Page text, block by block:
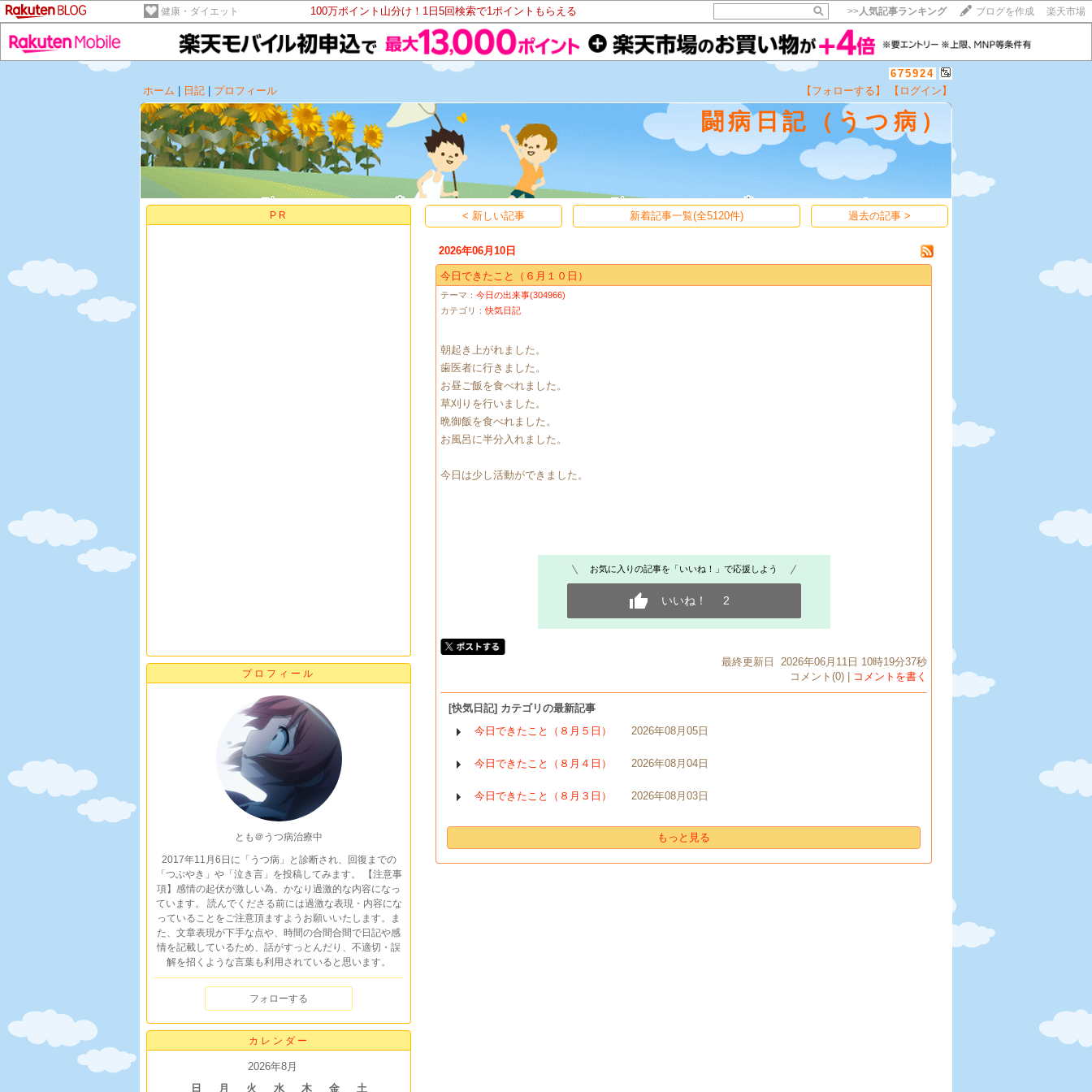
健康・ダイエット 100万ポイント山分け！1日5回検索で1ポイントもらえる >>人気記事ランキング ブログを作成 楽天市場
675924
ホーム
日記 プロフィール 【フォローする】 【ログイン】
闘病日記（うつ病）
いいね!
PR
プロフィール
とも＠うつ病治療中
2017年11月6日に「うつ病」と診断され、回復までの
「つぶやき」や「泣き言」を投稿してみます。 【注意事
項】感情の起伏が激しい為、かなり過激的な内容になっ
ています。 読んでくださる前には過激な表現・内容にな
っていることをご注意頂ますようお願いいたします。ま
た、文章表現が下手な点や、時間の合間合間で日記や感
情を記載しているため、話がすっとんだり、不適切・誤
解を招くような言葉も利用されていると思います。
フォローする
カレンダー
2026年8月
日
月 火 水 木 金
土
< 新しい記事 新着記事一覧(全5120件) 過去の記事 >
2026年06月10日
今日できたこと（６月１０日）
テーマ：今日の出来事(304966)
カテゴリ：快気日記
朝起き上がれました。
歯医者に行きました。
お昼ご飯を食べれました。
草刈りを行いました。
晩御飯を食べれました。
お風呂に半分入れました。
今日は少し活動ができました。
お気に入りの記事を「いいね！」で応援しよう
いいね！ 2
最終更新日 2026年06月11日 10時19分37秒
コメント(0) |
コメントを書く
[快気日記] カテゴリの最新記事
今日できたこと（８月５日）
2026年08月05日
今日できたこと（８月４日） 2026年08月04日
今日できたこと（８月３日） 2026年08月03日
もっと見る